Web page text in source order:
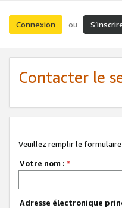
Connexion ou
Contacter le
Veuillez remplir le formulaire
Votre nom : *
Adresse électronique